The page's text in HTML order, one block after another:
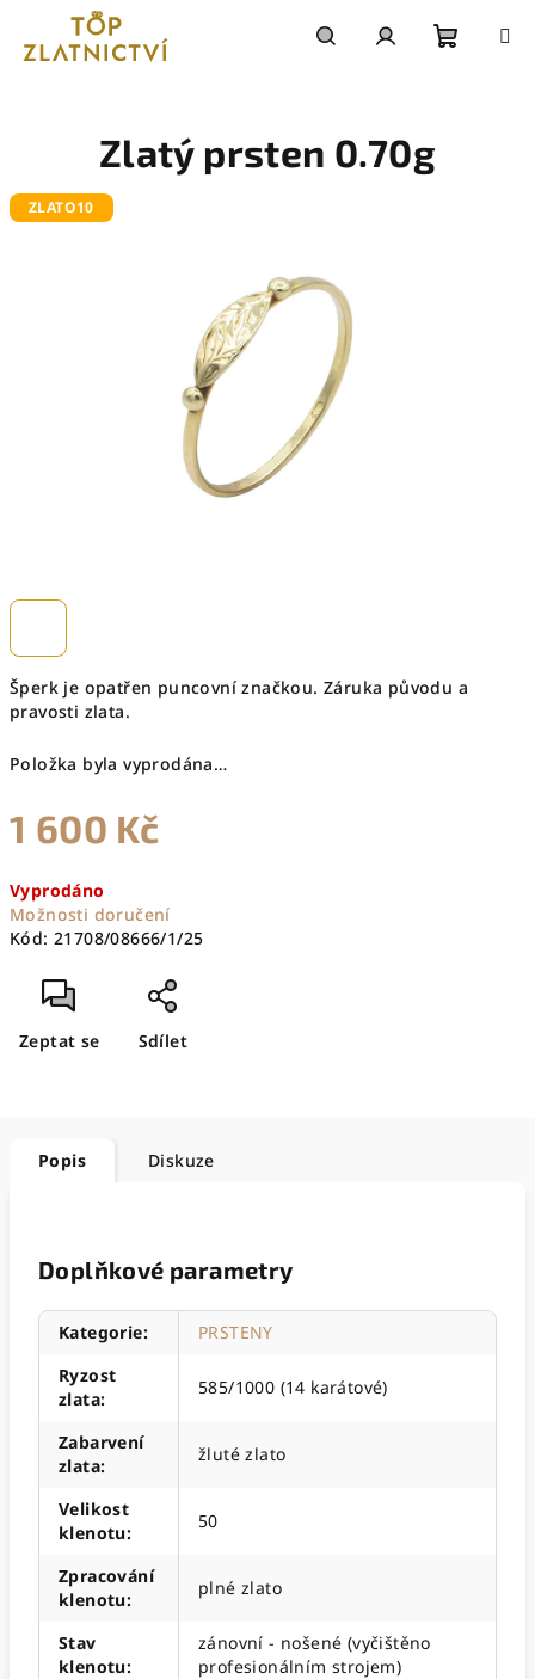
obsah
Šperk je opatřen puncovní značkou. Záruka původu a
pravosti zlata.
Položka byla vyprodána…
1 600 Kč
cena:
Vyprodáno
Možnosti doručení
Kód: 21708/08666/1/25
Zeptat se Sdílet
Zlatý prsten 0.70g
ZLATO10
Popis Diskuze
Doplňkové parametry
Kategorie:
PRSTENY
Ryzost
zlata:
585/1000 (14 karátové)
Zabarvení
zlata:
žluté zlato
Velikost
klenotu:
50
Zpracování
klenotu:
plné zlato
Stav
klenotu:
zánovní - nošené (vyčištěno
profesionálním strojem)